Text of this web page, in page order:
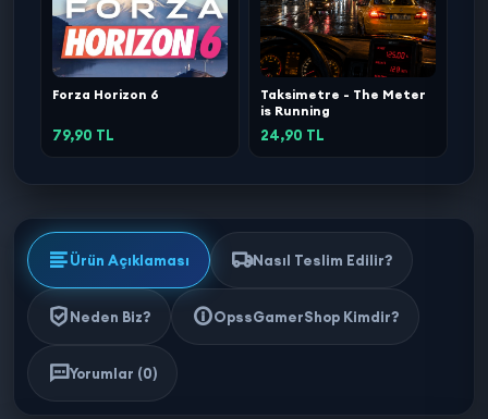
Forza Horizon 6
79,90 TL
Taksimetre - The Meter
is Running
24,90 TL
Ürün Açıklaması Nasıl Teslim Edilir?
Neden Biz? OpssGamerShop Kimdir?
Yorumlar (0)